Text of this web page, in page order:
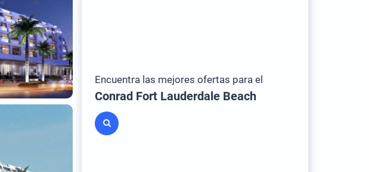
Encuentra las mejores ofertas para el
Conrad Fort Lauderdale Beach